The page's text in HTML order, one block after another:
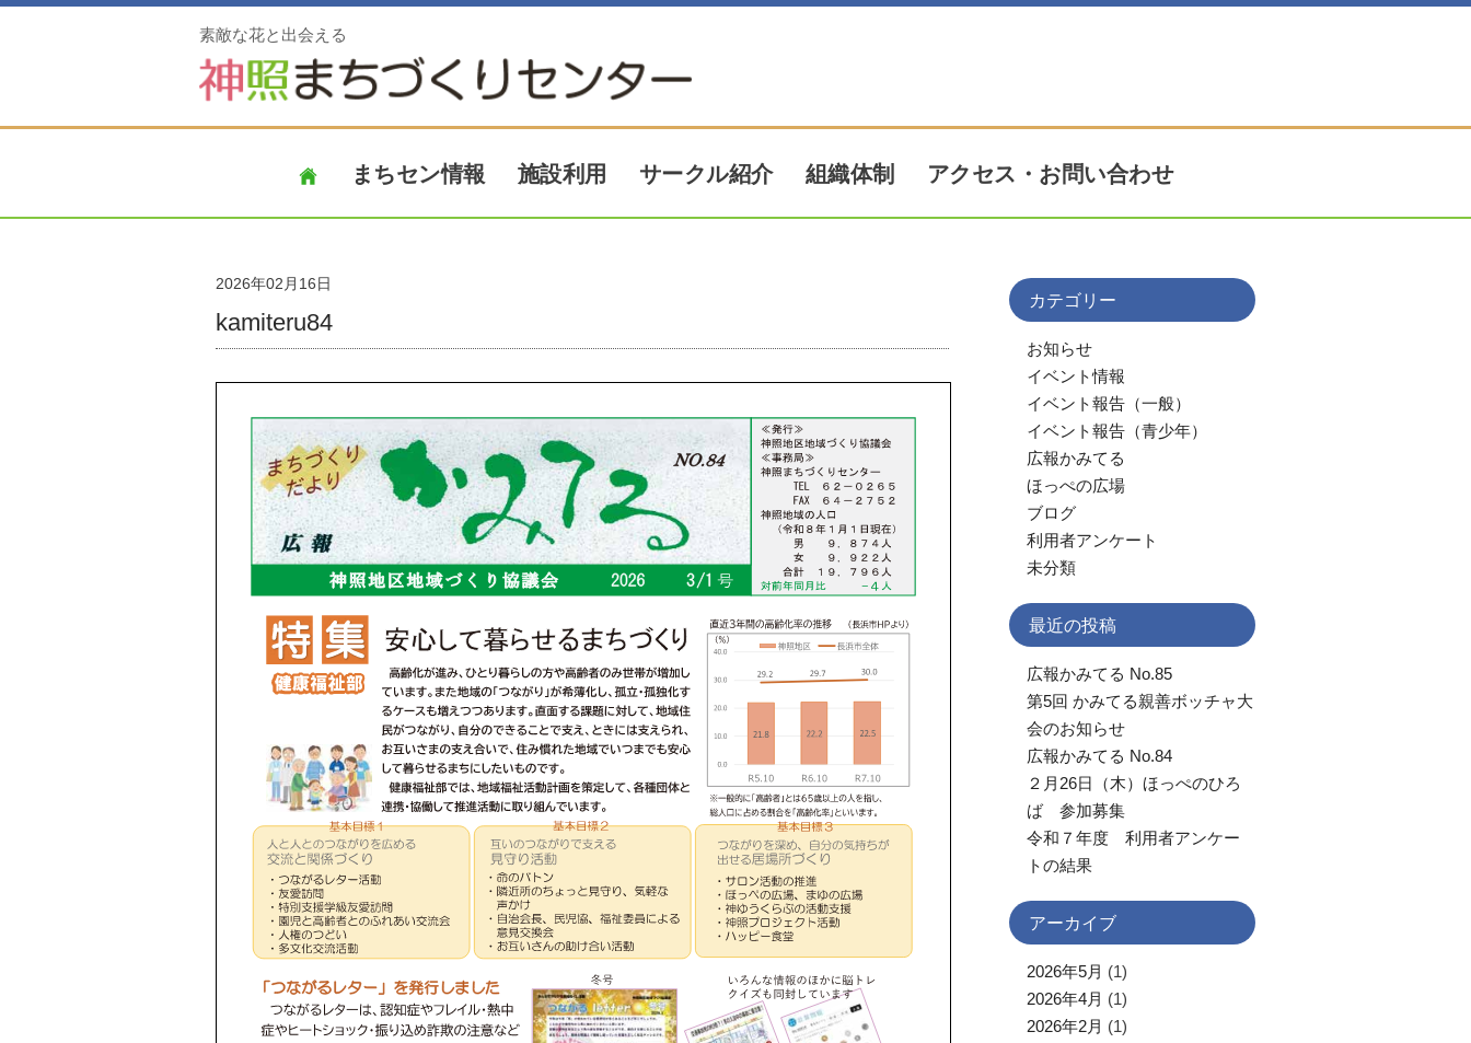
素敵な花と出会える
まちセン情報 施設利用 サークル紹介 組織体制 アクセス・お問い合わせ
2026年02月16日
kamiteru84
カテゴリー
お知らせ
イベント情報
イベント報告（一般）
イベント報告（青少年）
広報かみてる
ほっぺの広場
ブログ
利用者アンケート
未分類
最近の投稿
広報かみてる No.85
第5回 かみてる親善ボッチャ大
会のお知らせ
広報かみてる No.84
２月26日（木）ほっぺのひろ
ば 参加募集
令和７年度 利用者アンケー
トの結果
アーカイブ
2026年5月 (1)
2026年4月 (1)
2026年2月 (1)